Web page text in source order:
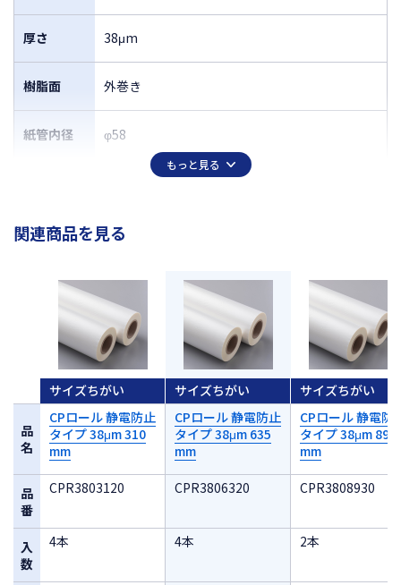
厚さ 38μm
樹脂面 外巻き
紙管内径 φ58
もっと見る
関連商品を見る
品
名
品
番
入
数
サイズちがい
CPロール 静電防止
タイプ 38μm 310
mm
CPR3803120
4本
サイズちがい
CPロール 静電防止
タイプ 38μm 635
mm
CPR3806320
4本
サイズちがい
CPロール 静電防
タイプ 38μm 890
mm
CPR3808930
2本